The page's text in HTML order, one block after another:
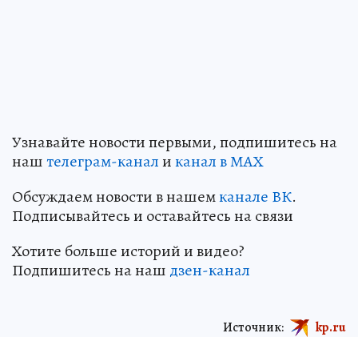
Узнавайте новости первыми, подпишитесь на
наштелеграм-каналиканал в МАХ
Обсуждаем новости в нашемканале ВК.
Подписывайтесь и оставайтесь на связи
Хотите больше историй и видео?
Подпишитесь на наш дзен-канал
Источник: kp.ru